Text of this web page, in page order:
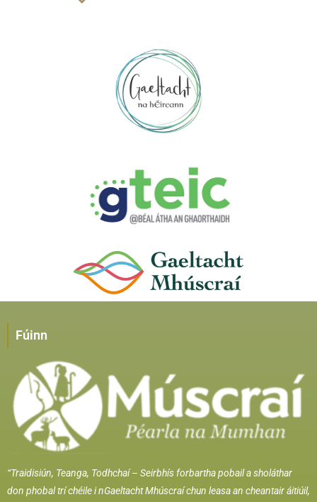
Fúinn
“Traidisiún, Teanga, Todhchaí – Seirbhís forbartha pobail a sholáthar
don phobal trí chéile i nGaeltacht Mhúscraí chun leasa an cheantair áitiúil,